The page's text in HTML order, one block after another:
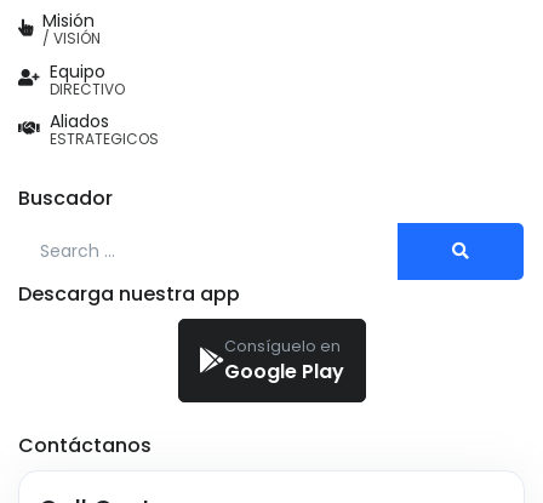
Misión
/ VISIÓN
Equipo
DIRECTIVO
Aliados
ESTRATEGICOS
Buscador
Descarga nuestra app
Consíguelo en
Google Play
Contáctanos